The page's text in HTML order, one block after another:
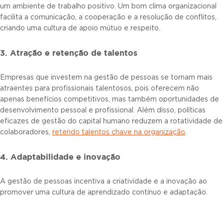
um ambiente de trabalho positivo. Um bom clima organizacional
facilita a comunicação, a cooperação e a resolução de conflitos,
criando uma cultura de apoio mútuo e respeito.
3. Atração e retenção de talentos
Empresas que investem na gestão de pessoas se tornam mais
atraentes para profissionais talentosos, pois oferecem não
apenas benefícios competitivos, mas também oportunidades de
desenvolvimento pessoal e profissional. Além disso, políticas
eficazes de gestão do capital humano reduzem a rotatividade de
colaboradores, retendo talentos chave na organização.
4. Adaptabilidade e inovação
A gestão de pessoas incentiva a criatividade e a inovação ao
promover uma cultura de aprendizado contínuo e adaptação.